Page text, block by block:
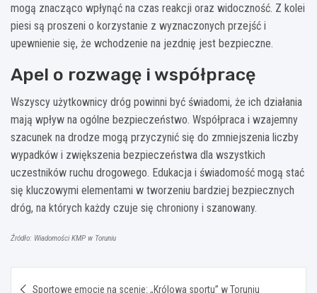
mogą znacząco wpłynąć na czas reakcji oraz widoczność. Z kolei
piesi są proszeni o korzystanie z wyznaczonych przejść i
upewnienie się, że wchodzenie na jezdnię jest bezpieczne.
Apel o rozwagę i współpracę
Wszyscy użytkownicy dróg powinni być świadomi, że ich działania
mają wpływ na ogólne bezpieczeństwo. Współpraca i wzajemny
szacunek na drodze mogą przyczynić się do zmniejszenia liczby
wypadków i zwiększenia bezpieczeństwa dla wszystkich
uczestników ruchu drogowego. Edukacja i świadomość mogą stać
się kluczowymi elementami w tworzeniu bardziej bezpiecznych
dróg, na których każdy czuje się chroniony i szanowany.
Źródło: Wiadomości KMP w Toruniu
Sportowe emocje na scenie: „Królowa sportu” w Toruniu